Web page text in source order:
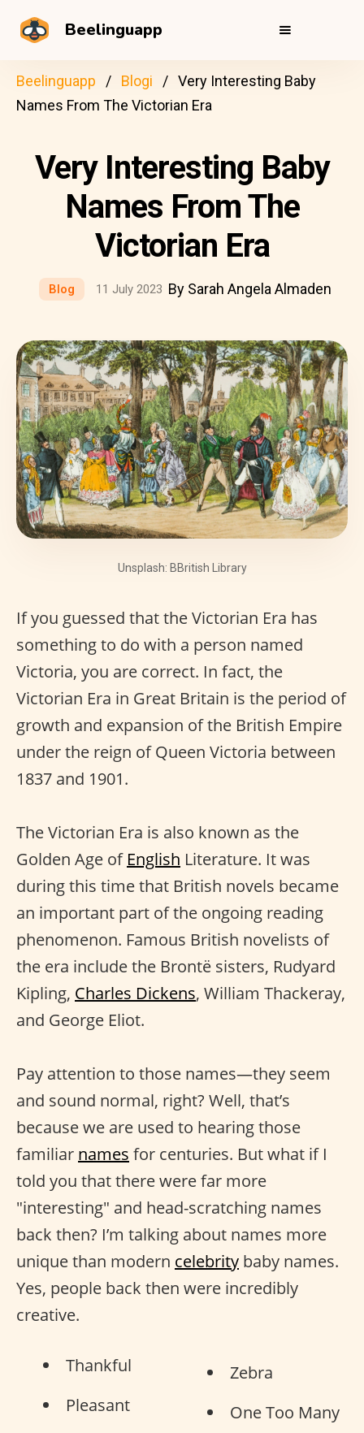
Beelinguapp
Beelinguapp Blogi
Very Interesting Baby
Names From The Victorian Era
Very Interesting Baby
Names From The
Victorian Era
Blog 11 July 2023 By Sarah Angela Almaden
Unsplash: BBritish Library
If you guessed that the Victorian Era has
something to do with a person named
Victoria, you are correct. In fact, the
Victorian Era in Great Britain is the period of
growth and expansion of the British Empire
under the reign of Queen Victoria between
1837 and 1901.
The Victorian Era is also known as the
Golden Age of English Literature. It was
during this time that British novels became
an important part of the ongoing reading
phenomenon. Famous British novelists of
the era include the Brontë sisters, Rudyard
Kipling, Charles Dickens, William Thackeray,
and George Eliot.
Pay attention to those names—they seem
and sound normal, right? Well, that’s
because we are used to hearing those
familiar names for centuries. But what if I
told you that there were far more
"interesting" and head-scratching names
back then? I’m talking about names more
unique than modern celebrity baby names.
Yes, people back then were incredibly
creative.
Thankful
Pleasant
Zebra
One Too Many